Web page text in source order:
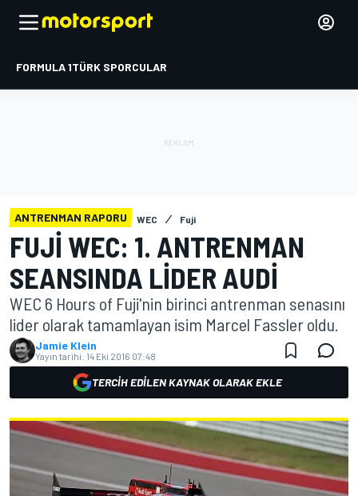
FORMULA 1TÜRK SPORCULAR
ANTRENMAN RAPORU WEC Fuji
FUJI WEC: 1. ANTRENMAN
SEANSINDA LIDER AUDI
WEC 6 Hours of Fuji'nin birinci antrenman senasını
lider olarak tamamlayan isim Marcel Fassler oldu.
Jamie Klein
Yayın tarihi: 14 Eki 2016 07:48
TERCIH EDILEN KAYNAK OLARAK EKLE